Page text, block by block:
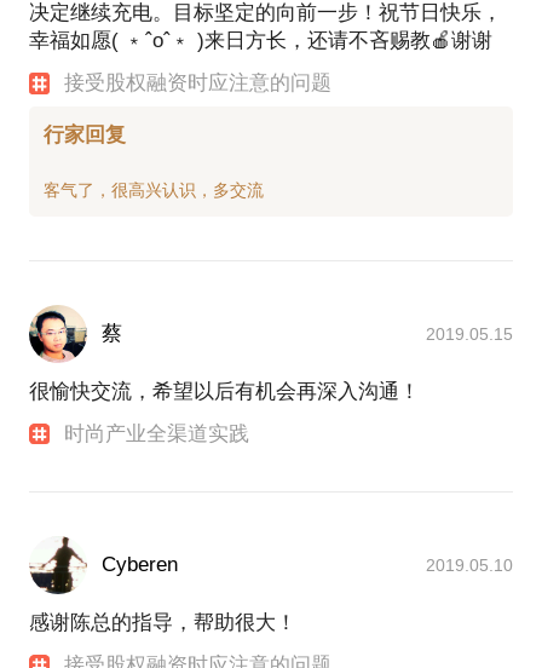
决定继续充电。目标坚定的向前一步！祝节日快乐，
幸福如愿( ﹡ˆoˆ﹡ )来日方长，还请不吝赐教🍎谢谢
接受股权融资时应注意的问题
行家回复
蔡 2019.05.15
很愉快交流，希望以后有机会再深入沟通！
时尚产业全渠道实践
Cyberen 2019.05.10
感谢陈总的指导，帮助很大！